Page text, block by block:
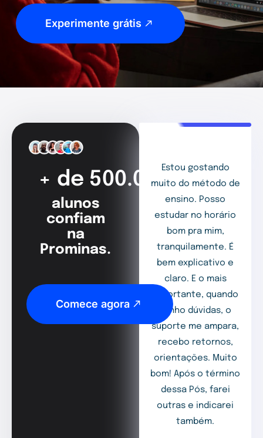
Experimente grátis
+ de 500.000
alunos
confiam
na
Prominas.
Comece agora
Estou gostando
muito do método de
ensino. Posso
estudar no horário
bom pra mim,
tranquilamente. É
bem explicativo e
claro. E o mais
importante, quando
tenho dúvidas, o
suporte me ampara,
recebo retornos,
orientações. Muito
bom! Após o término
dessa Pós, farei
outras e indicarei
também.